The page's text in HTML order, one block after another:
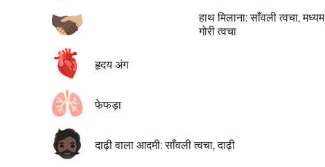
🫱🏿‍🫲🏼
हाथ मिलाना: साँवली त्वचा, मध्यम
गोरी त्वचा
🫀 हृदय अंग
🫁 फेफड़ा
🧔🏿 दाढ़ी वाला आदमी: साँवली त्वचा, दाढ़ी